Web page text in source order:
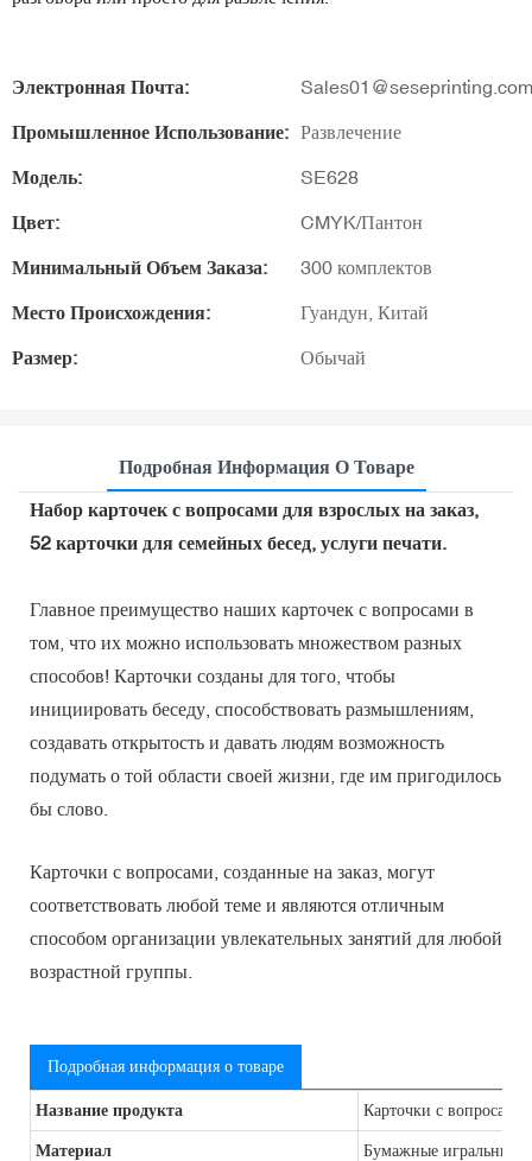
Электронная Почта: Sales01@seseprinting.com
Промышленное Использование: Развлечение
Модель: SE628
Цвет: CMYK/Пантон
Минимальный Объем Заказа: 300 комплектов
Место Происхождения: Гуандун, Китай
Размер: Обычай
Подробная Информация О Товаре
Набор карточек с вопросами для взрослых на заказ,
52 карточки для семейных бесед, услуги печати.
Главное преимущество наших карточек с вопросами в
том, что их можно использовать множеством разных
способов! Карточки созданы для того, чтобы
инициировать беседу, способствовать размышлениям,
создавать открытость и давать людям возможность
подумать о той области своей жизни, где им пригодилось
бы слово.
Карточки с вопросами, созданные на заказ, могут
соответствовать любой теме и являются отличным
способом организации увлекательных занятий для любой
возрастной группы.
Подробная информация о товаре
Название продукта Карточки с вопросами
Материал Бумажные игральные